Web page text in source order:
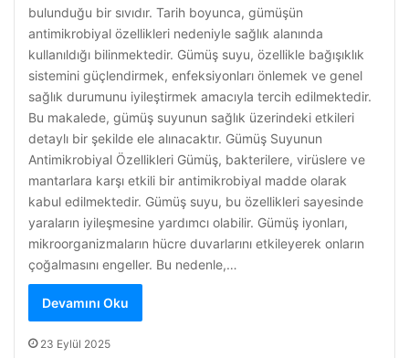
bulunduğu bir sıvıdır. Tarih boyunca, gümüşün
antimikrobiyal özellikleri nedeniyle sağlık alanında
kullanıldığı bilinmektedir. Gümüş suyu, özellikle bağışıklık
sistemini güçlendirmek, enfeksiyonları önlemek ve genel
sağlık durumunu iyileştirmek amacıyla tercih edilmektedir.
Bu makalede, gümüş suyunun sağlık üzerindeki etkileri
detaylı bir şekilde ele alınacaktır. Gümüş Suyunun
Antimikrobiyal Özellikleri Gümüş, bakterilere, virüslere ve
mantarlara karşı etkili bir antimikrobiyal madde olarak
kabul edilmektedir. Gümüş suyu, bu özellikleri sayesinde
yaraların iyileşmesine yardımcı olabilir. Gümüş iyonları,
mikroorganizmaların hücre duvarlarını etkileyerek onların
çoğalmasını engeller. Bu nedenle,…
Devamını Oku
23 Eylül 2025